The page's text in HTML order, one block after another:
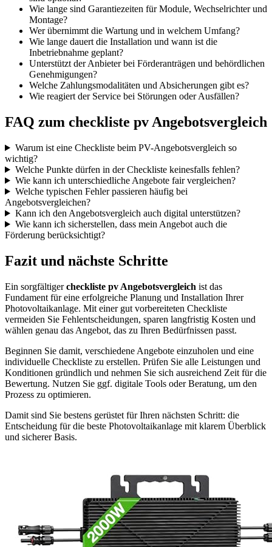
Wie lange sind Garantiezeiten für Module, Wechselrichter und
Montage?
Wer übernimmt die Wartung und in welchem Umfang?
Wie lange dauert die Installation und wann ist die
Inbetriebnahme geplant?
Unterstützt der Anbieter bei Förderanträgen und behördlichen
Genehmigungen?
Welche Zahlungsmodalitäten und Absicherungen gibt es?
Wie reagiert der Service bei Störungen oder Ausfällen?
FAQ zum checkliste pv Angebotsvergleich
Warum ist eine Checkliste beim PV-Angebotsvergleich so
wichtig?
Welche Punkte dürfen in der Checkliste keinesfalls fehlen?
Wie kann ich unterschiedliche Angebote fair vergleichen?
Welche typischen Fehler passieren häufig bei
Angebotsvergleichen?
Kann ich den Angebotsvergleich auch digital unterstützen?
Wie kann ich sicherstellen, dass mein Angebot auch die
Förderung berücksichtigt?
Fazit und nächste Schritte
Ein sorgfältigercheckliste pv Angebotsvergleich ist das
Fundament für eine erfolgreiche Planung und Installation Ihrer
Photovoltaikanlage. Mit einer gut vorbereiteten Checkliste
vermeiden Sie Fehlentscheidungen, sparen langfristig Kosten und
wählen genau das Angebot, das zu Ihren Bedürfnissen passt.
Beginnen Sie damit, verschiedene Angebote einzuholen und eine
individuelle Checkliste zu erstellen. Prüfen Sie alle Leistungen und
Konditionen gründlich und nehmen Sie sich ausreichend Zeit für die
Bewertung. Nutzen Sie ggf. digitale Tools oder Beratung, um den
Prozess zu optimieren.
Damit sind Sie bestens gerüstet für Ihren nächsten Schritt: die
Entscheidung für die beste Photovoltaikanlage mit klarem Überblick
und sicherer Basis.